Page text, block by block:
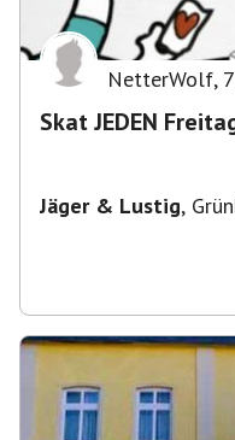
NetterWolf,
Skat JEDEN
Jäger & Lustig,